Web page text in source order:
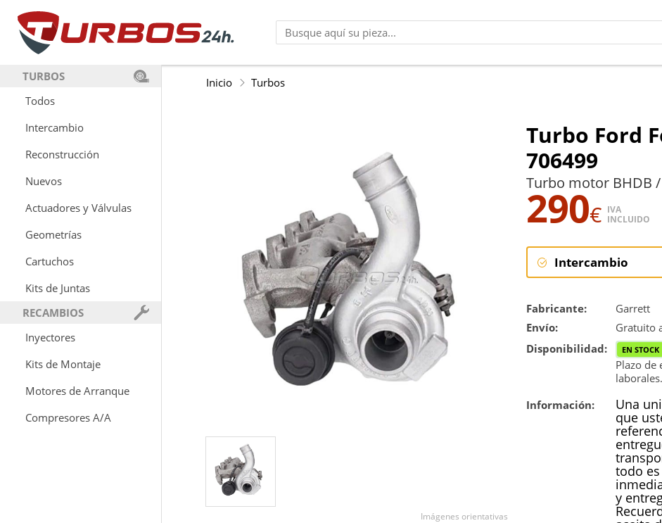
TURBOS
Todos
Intercambio
Reconstrucción
Nuevos
Actuadores y Válvulas
Geometrías
Cartuchos
Kits de Juntas
RECAMBIOS
Inyectores
Kits de Montaje
Motores de Arranque
Compresores A/A
Inicio Turbos
Turbo Ford
706499
Turbo motor BHDB /
290€ IVA
INCLUIDO
Intercambio
Reconstrucción
Fabricante:
Garrett
Envío:
Gratuito
Disponibilidad: EN STOCK
Plazo de
laborales.
Información:
Una
que
todo
y
Imágenes orientativas